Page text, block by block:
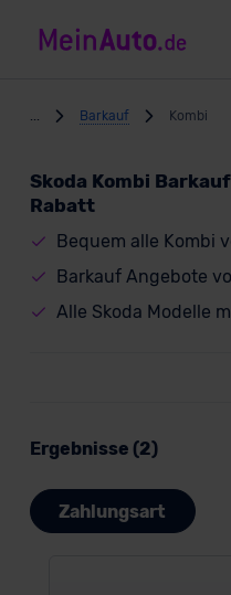
Barkauf Kombi
Skoda Kombi
Rabatt
Bequem alle Kombi
Barkauf Angebote
Alle Skoda Modelle
Ergebnisse (2)
Zahlungsart